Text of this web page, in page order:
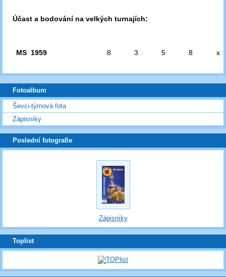
Účast a bodování na velkých turnajích:
MS 1959 8 3 5 8 x
Fotoalbum
Ševci-týmová fota
Zápisníky
Poslední fotografie
Zápisníky
Toplist